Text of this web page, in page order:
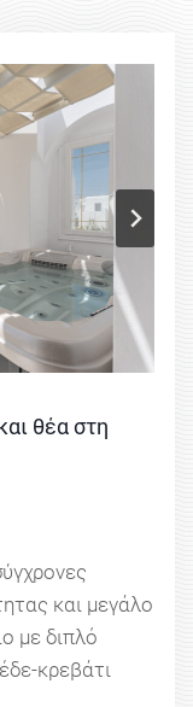
θέα στη
και μεγάλο
με διπλό
κρεβάτι